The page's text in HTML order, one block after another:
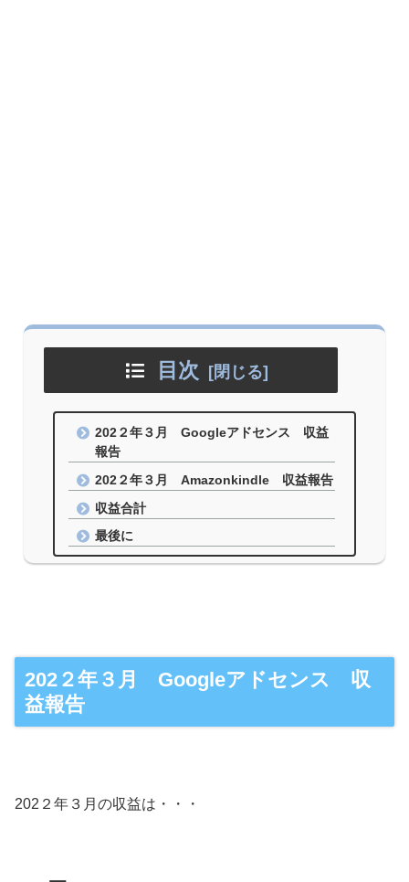
目次
202２年３月 Googleアドセンス 収益
報告
202２年３月 Amazonkindle 収益報告
収益合計
最後に
202２年３月 Googleアドセンス 収
益報告
202２年３月の収益は・・・